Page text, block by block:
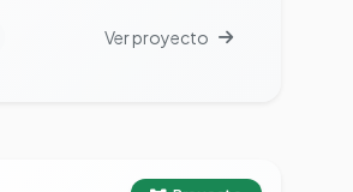
Ver proyecto